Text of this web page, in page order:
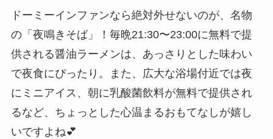
ドーミーインファンなら絶対外せないのが、名物
の「夜鳴きそば」！毎晩21:30〜23:00に無料で提
供される醤油ラーメンは、あっさりとした味わい
で夜食にぴったり。また、広大な浴場付近では夜
にミニアイス、朝に乳酸菌飲料が無料で提供され
るなど、ちょっとした心温まるおもてなしが嬉し
いですよね💕